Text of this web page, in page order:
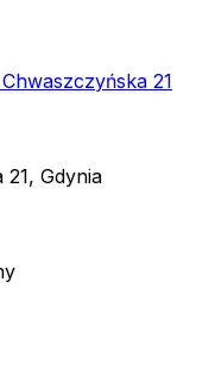
21
21, Gdynia